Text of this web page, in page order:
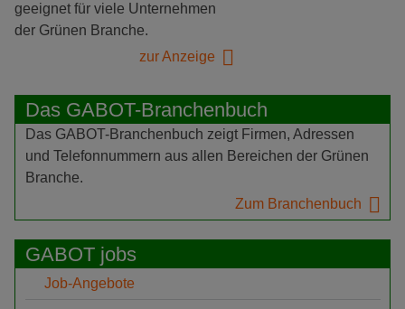
geeignet für viele Unternehmen
der Grünen Branche.
zur Anzeige
Das GABOT-Branchenbuch
Das GABOT-Branchenbuch zeigt Firmen, Adressen
und Telefonnummern aus allen Bereichen der Grünen
Branche.
Zum Branchenbuch
GABOT jobs
Job-Angebote